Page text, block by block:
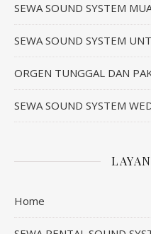
SEWA SOUND SYSTEM
SEWA SOUND SYSTEM
ORGEN TUNGGAL DAN
SEWA SOUND SYSTEM
Home